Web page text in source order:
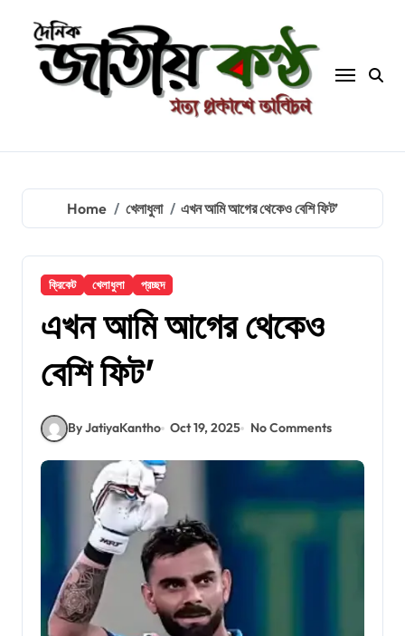
content
Home খেলাধুলা এখন আমি আগের থেকেও বেশি ফিট’
ক্রিকেট খেলাধুলা প্রচ্ছদ
এখন আমি আগের থেকেও
বেশি ফিট’
By JatiyaKantho Oct 19, 2025 No Comments